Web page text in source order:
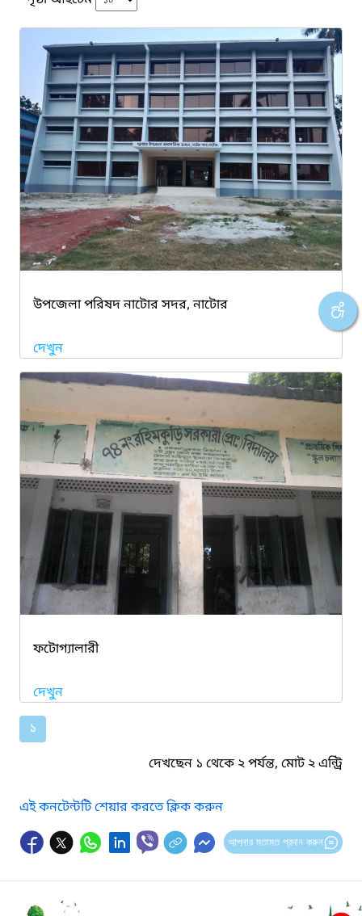
উপজেলা পরিষদ নাটোর সদর, নাটোর
দেখুন
ফটোগ্যালারী
দেখুন
১
দেখছেন ১ থেকে ২ পর্যন্ত, মোট ২ এন্ট্রি
এই কনটেন্টটি শেয়ার করতে ক্লিক করুন
আপনার মতামত প্রদান করুন